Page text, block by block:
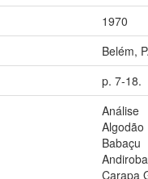
1970
Belém,
p. 7-18.
Análise
Algodão
Babaçu
Andiroba
Carapa